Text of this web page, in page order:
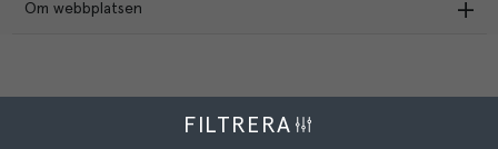
FILTRERA
Om webbplatsen
Menigo Foodservice AB